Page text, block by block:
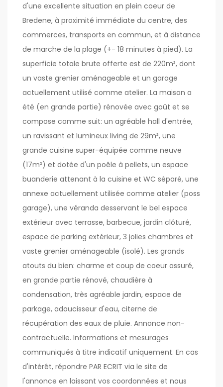
d'une excellente situation en plein coeur de
Bredene, à proximité immédiate du centre, des
commerces, transports en commun, et à distance
de marche de la plage (+- 18 minutes à pied). La
superficie totale brute offerte est de 220m², dont
un vaste grenier aménageable et un garage
actuellement utilisé comme atelier. La maison a
été (en grande partie) rénovée avec goût et se
compose comme suit: un agréable hall d'entrée,
un ravissant et lumineux living de 29m², une
grande cuisine super-équipée comme neuve
(17m²) et dotée d'un poêle à pellets, un espace
buanderie attenant à la cuisine et WC séparé, une
annexe actuellement utilisée comme atelier (poss
garage), une véranda desservant le bel espace
extérieur avec terrasse, barbecue, jardin clôturé,
espace de parking extérieur, 3 jolies chambres et
vaste grenier aménageable (isolé). Les grands
atouts du bien: charme et coup de coeur assuré,
en grande partie rénové, chaudière à
condensation, très agréable jardin, espace de
parkage, adoucisseur d'eau, citerne de
récupération des eaux de pluie. Annonce non-
contractuelle. Informations et mesurages
communiqués à titre indicatif uniquement. En cas
d'intérêt, répondre PAR ECRIT via le site de
l'annonce en laissant vos coordonnées et nous